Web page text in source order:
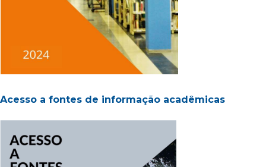
Acesso a fontes de informação acadêmicas